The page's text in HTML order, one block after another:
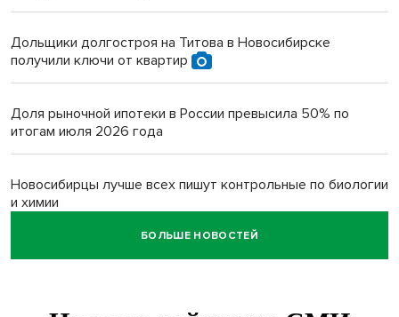
Дольщики долгостроя на Титова в Новосибирске
получили ключи от квартир
Доля рыночной ипотеки в России превысила 50% по
итогам июля 2026 года
Новосибирцы лучше всех пишут контрольные по биологии
и химии
Нейросеть для диагностики депрессии в крови создали в
БОЛЬШЕ НОВОСТЕЙ